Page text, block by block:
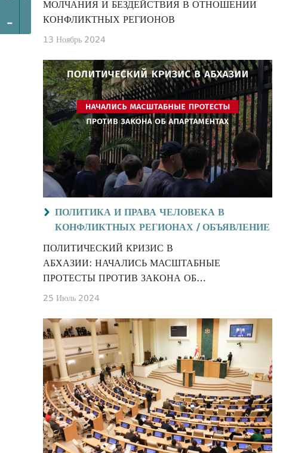
-
МОЛЧАНИЯ И БЕЗДЕЙСТВИЯ В ОТНОШЕНИИ
КОНФЛИКТНЫХ РЕГИОНОВ
13 Ноябрь 2024
ПОЛИТИКА И ПРАВА ЧЕЛОВЕКА В
КОНФЛИКТНЫХ РЕГИОНАХ / ОБЪЯВЛЕНИЕ
ПОЛИТИЧЕСКИЙ КРИЗИС В
АБХАЗИИ: НАЧАЛИСЬ МАСШТАБНЫЕ
ПРОТЕСТЫ ПРОТИВ ЗАКОНА ОБ
АПАРТАМЕНТАХ
25 Июль 2024